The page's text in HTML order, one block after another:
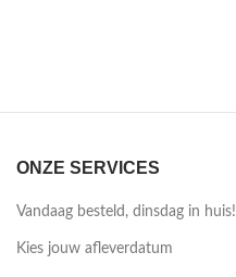
ONZE SERVICES
Vandaag besteld, dinsdag in huis!
Kies jouw afleverdatum